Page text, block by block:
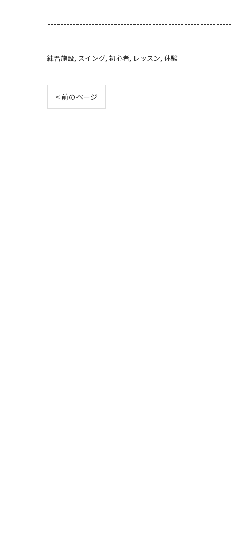
練習施設 スイング 初心者 レッスン 体験
< 前のページ